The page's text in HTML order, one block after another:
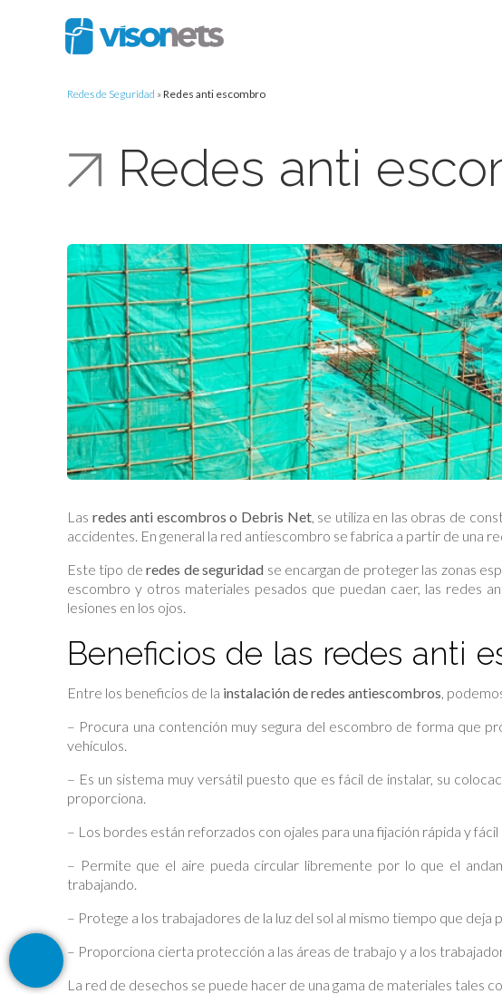
Redes de Seguridad »Redes anti escombro
Redes anti
Las redes anti escombros o Debris Net, se utiliza en las obras de
accidentes. En general la red antiescombro se fabrica a partir de una
Este tipo deredes de seguridad se encargan de proteger las zonas
escombro y otros materiales pesados que puedan caer, las redes
lesiones en los ojos.
Beneficios de las redes anti
Entre los beneficios de la instalación de redes antiescombros,
– Procura una contención muy segura del escombro de forma que
vehículos.
– Es un sistema muy versátil puesto que es fácil de instalar, su
proporciona.
– Los bordes están reforzados con ojales para una fijación rápida y
– Permite que el aire pueda circular libremente por lo que el
trabajando.
– Protege a los trabajadores de la luz del sol al mismo tiempo que
– Proporciona cierta protección a las áreas de trabajo y a los
La red de desechos se puede hacer de una gama de materiales tales